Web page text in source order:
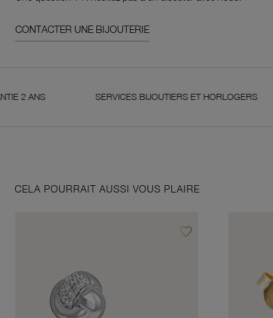
CONTACTER UNE BIJOUTERIE
SERVICES BIJOUTIERS ET HORLOGERS
CELA POURRAIT AUSSI VOUS PLAIRE
favorite_borderAjouter à vos favoris